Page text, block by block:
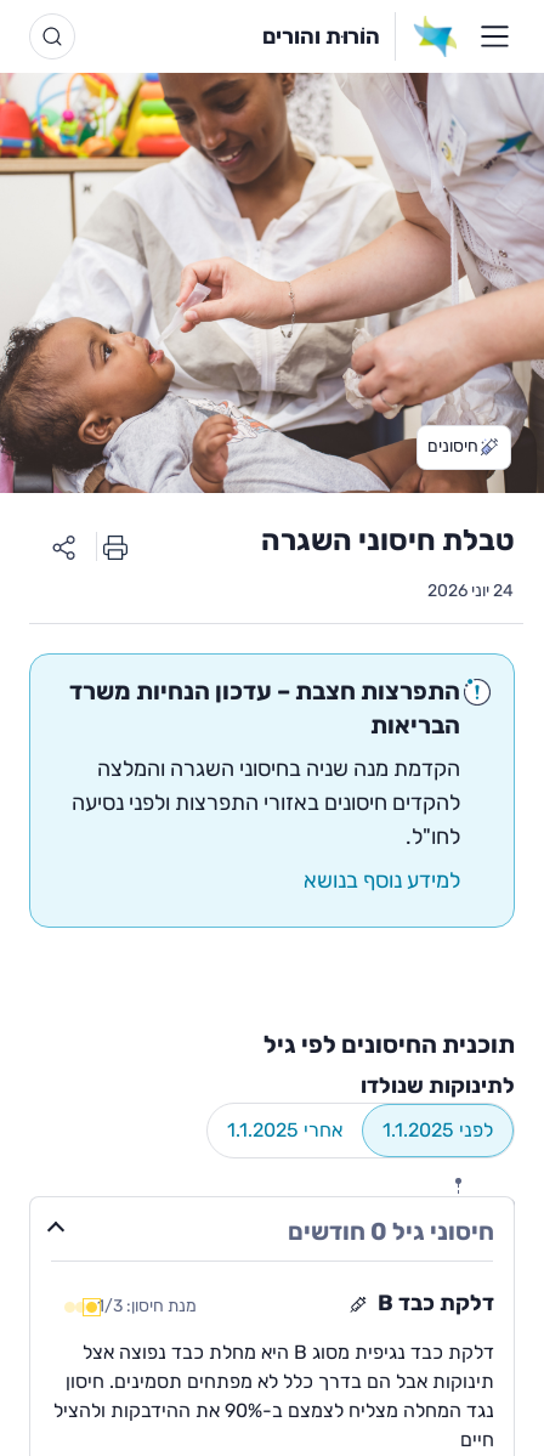
הוֹרוּת והורים
חיסונים
טבלת חיסוני השגרה
24 יוני 2026
התפרצות חצבת – עדכון הנחיות משרד
הבריאות
הקדמת מנה שניה בחיסוני השגרה והמלצה
להקדים חיסונים באזורי התפרצות ולפני נסיעה
לחו"ל.
למידע נוסף בנושא
תוכנית החיסונים לפי גיל
לתינוקות שנולדו
לפני 1.1.2025 אחרי 1.1.2025
חודש
חודש
חיסוני גיל 0 חודשים
דלקת כבד B מנת חיסון: 1/3
דלקת כבד נגיפית מסוג B היא מחלת כבד נפוצה אצל
תינוקות אבל הם בדרך כלל לא מפתחים תסמינים. חיסון
נגד המחלה מצליח לצמצם ב-90% את ההידבקות ולהציל
חיים